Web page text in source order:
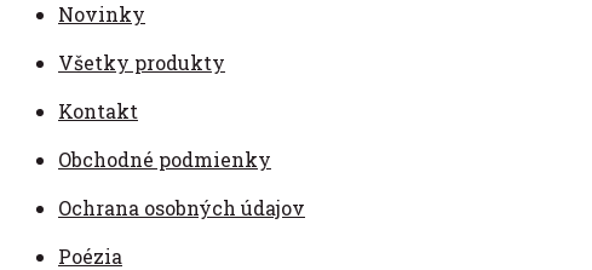
Novinky
Všetky produkty
Kontakt
Obchodné podmienky
Ochrana osobných údajov
Poézia